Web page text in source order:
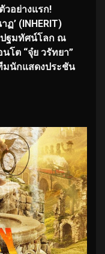
วอย่างแรก!
’ (INHERIT)
ปฐมทัศน์โลก ณ
โต “จุ๋ย วรัทยา”
นักแสดงประชัน